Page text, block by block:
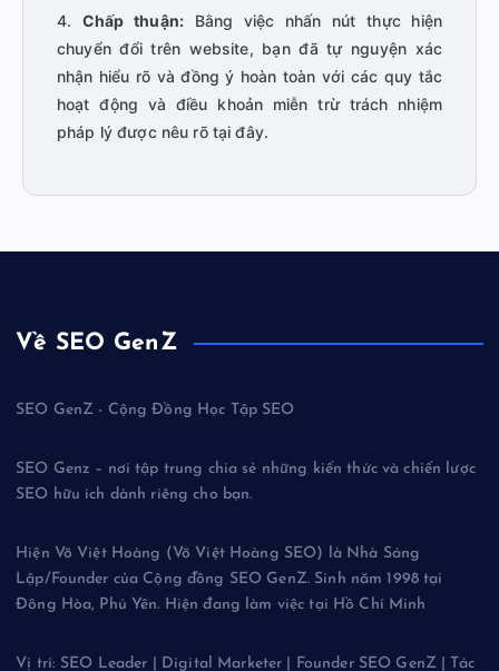
4. Chấp thuận:Bằng việc nhấn nút thực hiện
chuyển đổi trên website, bạn đã tự nguyện xác
nhận hiểu rõ và đồng ý hoàn toàn với các quy tắc
hoạt động và điều khoản miễn trừ trách nhiệm
pháp lý được nêu rõ tại đây.
Về SEO GenZ
SEO GenZ - Cộng Đồng Học Tập SEO
SEO Genz – nơi tập trung chia sẻ những kiến thức và chiến lược
SEO hữu ích dành riêng cho bạn.
Hiện Võ Việt Hoàng (Võ Việt Hoàng SEO) là Nhà Sáng
Lập/Founder của Cộng đồng SEO GenZ. Sinh năm 1998 tại
Đông Hòa, Phú Yên. Hiện đang làm việc tại Hồ Chí Minh
Vị trí: SEO Leader | Digital Marketer | Founder SEO GenZ | Tác